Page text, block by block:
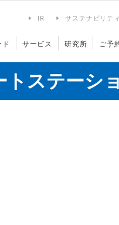
IR サステナビリティ
ド サービス 研究所 ご予
トステーシ